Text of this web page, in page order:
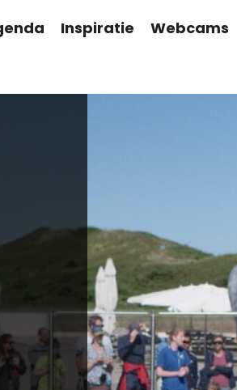
Inspiratie Webcams